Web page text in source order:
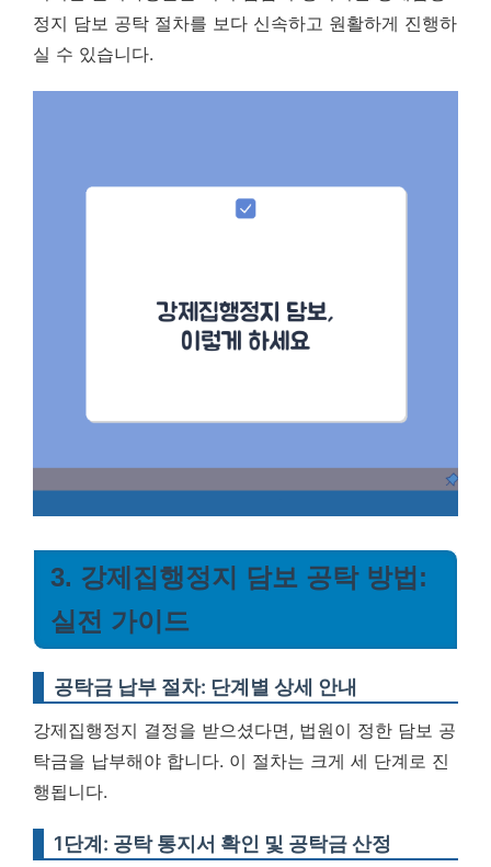
정지 담보 공탁 절차를 보다 신속하고 원활하게 진행하
실 수 있습니다.
3. 강제집행정지 담보 공탁 방법:
실전 가이드
공탁금 납부 절차: 단계별 상세 안내
강제집행정지 결정을 받으셨다면, 법원이 정한 담보 공
탁금을 납부해야 합니다. 이 절차는 크게 세 단계로 진
행됩니다.
1단계: 공탁 통지서 확인 및 공탁금 산정